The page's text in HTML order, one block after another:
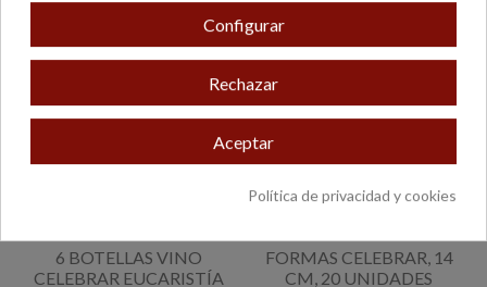
6 BOTELLAS VINO
CELEBRAR EUCARISTÍA
FORMAS CELEBRAR, 14
CM, 20 UNIDADES
Configurar
Rechazar
Aceptar
Política de privacidad y cookies